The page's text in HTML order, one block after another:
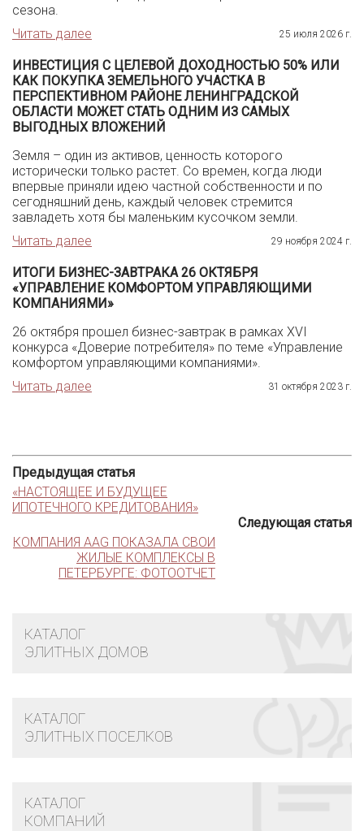
сезона.
Читать далее
25 июля 2026 г.
ИНВЕСТИЦИЯ С ЦЕЛЕВОЙ ДОХОДНОСТЬЮ 50% ИЛИ
КАК ПОКУПКА ЗЕМЕЛЬНОГО УЧАСТКА В
ПЕРСПЕКТИВНОМ РАЙОНЕ ЛЕНИНГРАДСКОЙ
ОБЛАСТИ МОЖЕТ СТАТЬ ОДНИМ ИЗ САМЫХ
ВЫГОДНЫХ ВЛОЖЕНИЙ
Земля – один из активов, ценность которого
исторически только растет. Со времен, когда люди
впервые приняли идею частной собственности и по
сегодняшний день, каждый человек стремится
завладеть хотя бы маленьким кусочком земли.
Читать далее
29 ноября 2024 г.
ИТОГИ БИЗНЕС-ЗАВТРАКА 26 ОКТЯБРЯ
«УПРАВЛЕНИЕ КОМФОРТОМ УПРАВЛЯЮЩИМИ
КОМПАНИЯМИ»
26 октября прошел бизнес-завтрак в рамках XVI
конкурса «Доверие потребителя» по теме «Управление
комфортом управляющими компаниями».
Читать далее
31 октября 2023 г.
Предыдущая статья
«НАСТОЯЩЕЕ И БУДУЩЕЕ
ИПОТЕЧНОГО КРЕДИТОВАНИЯ»
Следующая статья
КОМПАНИЯ AAG ПОКАЗАЛА СВОИ
ЖИЛЫЕ КОМПЛЕКСЫ В
ПЕТЕРБУРГЕ: ФОТООТЧЕТ
КАТАЛОГ
ЭЛИТНЫХ ДОМОВ
КАТАЛОГ
ЭЛИТНЫХ ПОСЕЛКОВ
КАТАЛОГ
КОМПАНИЙ